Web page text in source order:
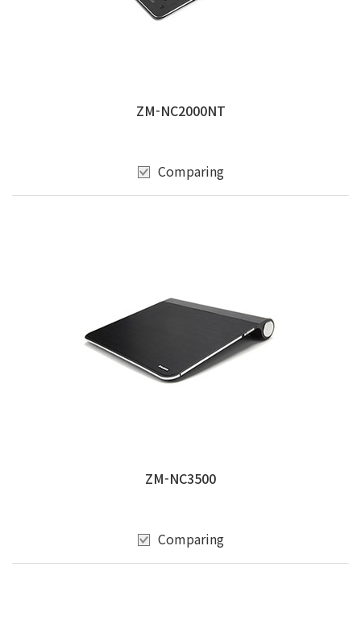
ZM-NC2000NT
Comparing
ZM-NC3500
Comparing